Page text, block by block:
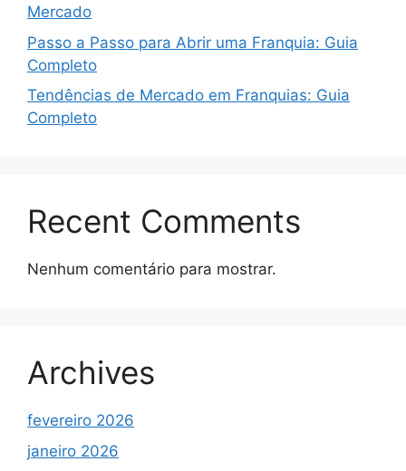
Mercado
Passo a Passo para Abrir uma Franquia: Guia
Completo
Tendências de Mercado em Franquias: Guia
Completo
Recent Comments
Nenhum comentário para mostrar.
Archives
fevereiro 2026
janeiro 2026